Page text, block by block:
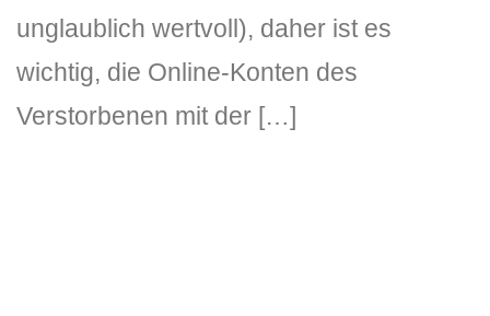
Versionsinformationen
unglaublich wertvoll), daher ist es
wichtig, die Online-Konten des
Verstorbenen mit der […]